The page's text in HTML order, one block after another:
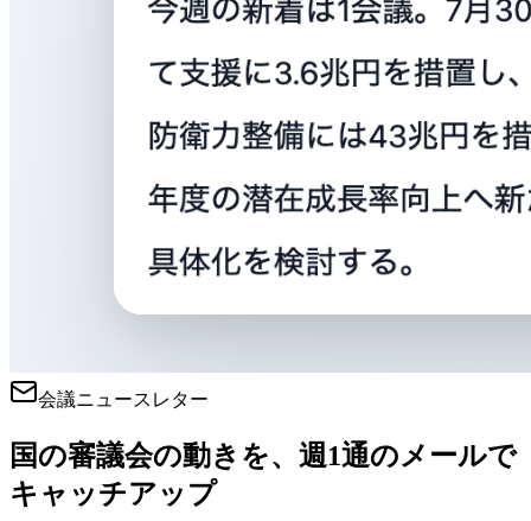
会議ニュースレター
国の審議会の動きを、週1通のメールで
キャッチアップ